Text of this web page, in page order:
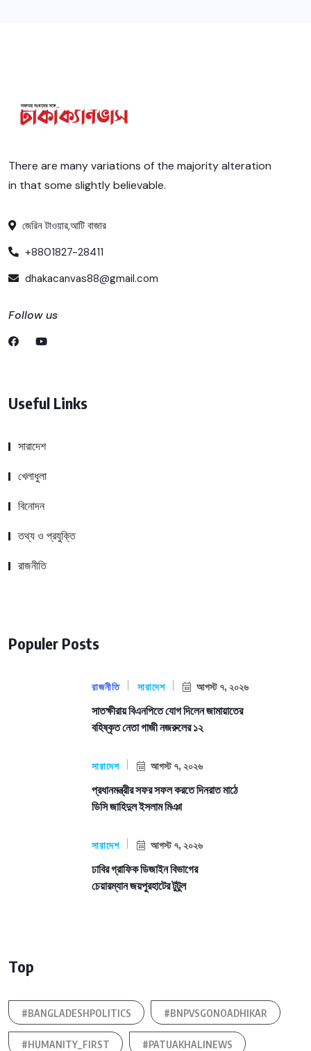
There are many variations of the majority alteration
in that some slightly believable.
জেরিন টাওয়ার,আটি বাজার
+8801827-28411
dhakacanvas88@gmail.com
Follow us
Useful Links
সারাদেশ
খেলাধুলা
বিনোদন
তথ্য ও প্রযুক্তি
রাজনীতি
Populer Posts
রাজনীতি সারাদেশ আগস্ট ৭, ২০২৬
সাতক্ষীরায় বিএনপিতে যোগ দিলেন জামায়াতের
বহিষ্কৃত নেতা গাজী নজরুলের ১২
সারাদেশ আগস্ট ৭, ২০২৬
প্রধানমন্ত্রীর সফর সফল করতে দিনরাত মাঠে
ডিসি জাহিদুল ইসলাম মিঞা
সারাদেশ আগস্ট ৭, ২০২৬
ঢাবির গ্রাফিক ডিজাইন বিভাগের
চেয়ারম্যান জয়পুরহাটের টুটুল
Top
#BANGLADESHPOLITICS #BNPVSGONOADHIKAR
#HUMANITY_FIRST #PATUAKHALINEWS